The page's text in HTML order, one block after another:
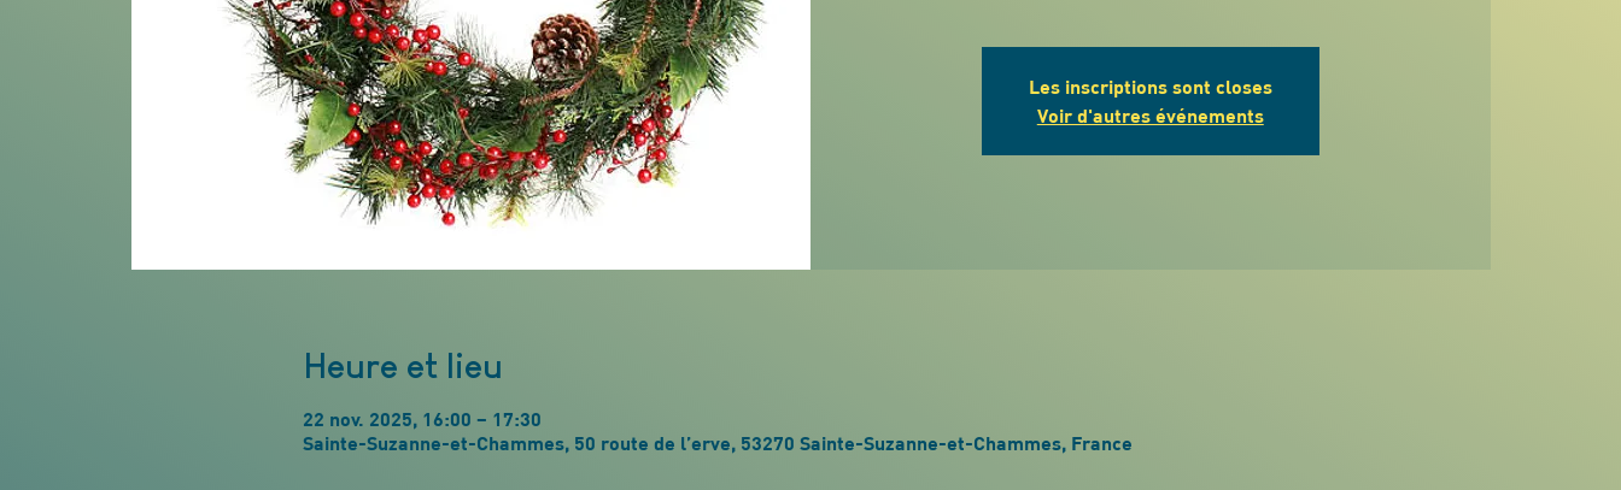
Les inscriptions sont closes
Voir d'autres événements
Heure et lieu
22 nov. 2025, 16:00 – 17:30
Sainte-Suzanne-et-Chammes, 50 route de l’erve, 53270 Sainte-Suzanne-et-Chammes, France